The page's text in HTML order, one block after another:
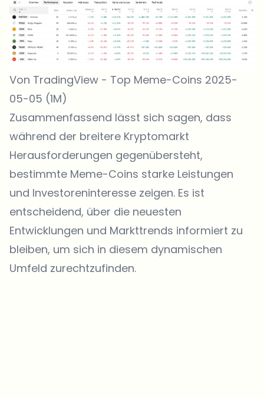
Von TradingView - Top Meme-Coins 2025-
05-05 (1M)
Zusammenfassend lässt sich sagen, dass
während der breitere Kryptomarkt
Herausforderungen gegenübersteht,
bestimmte Meme-Coins starke Leistungen
und Investoreninteresse zeigen. Es ist
entscheidend, über die neuesten
Entwicklungen und Markttrends informiert zu
bleiben, um sich in diesem dynamischen
Umfeld zurechtzufinden.